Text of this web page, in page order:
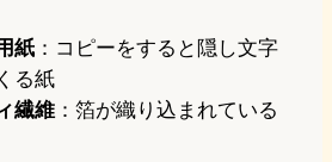
紙 ：コピーをすると隠し文字
る紙
繊維 ：箔が織り込まれている